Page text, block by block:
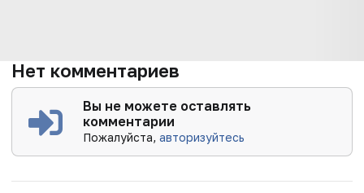
Нет комментариев
Вы не можете оставлять
комментарии
Пожалуйста,авторизуйтесь